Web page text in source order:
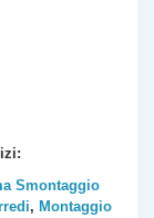
Smontaggio
, Montaggio